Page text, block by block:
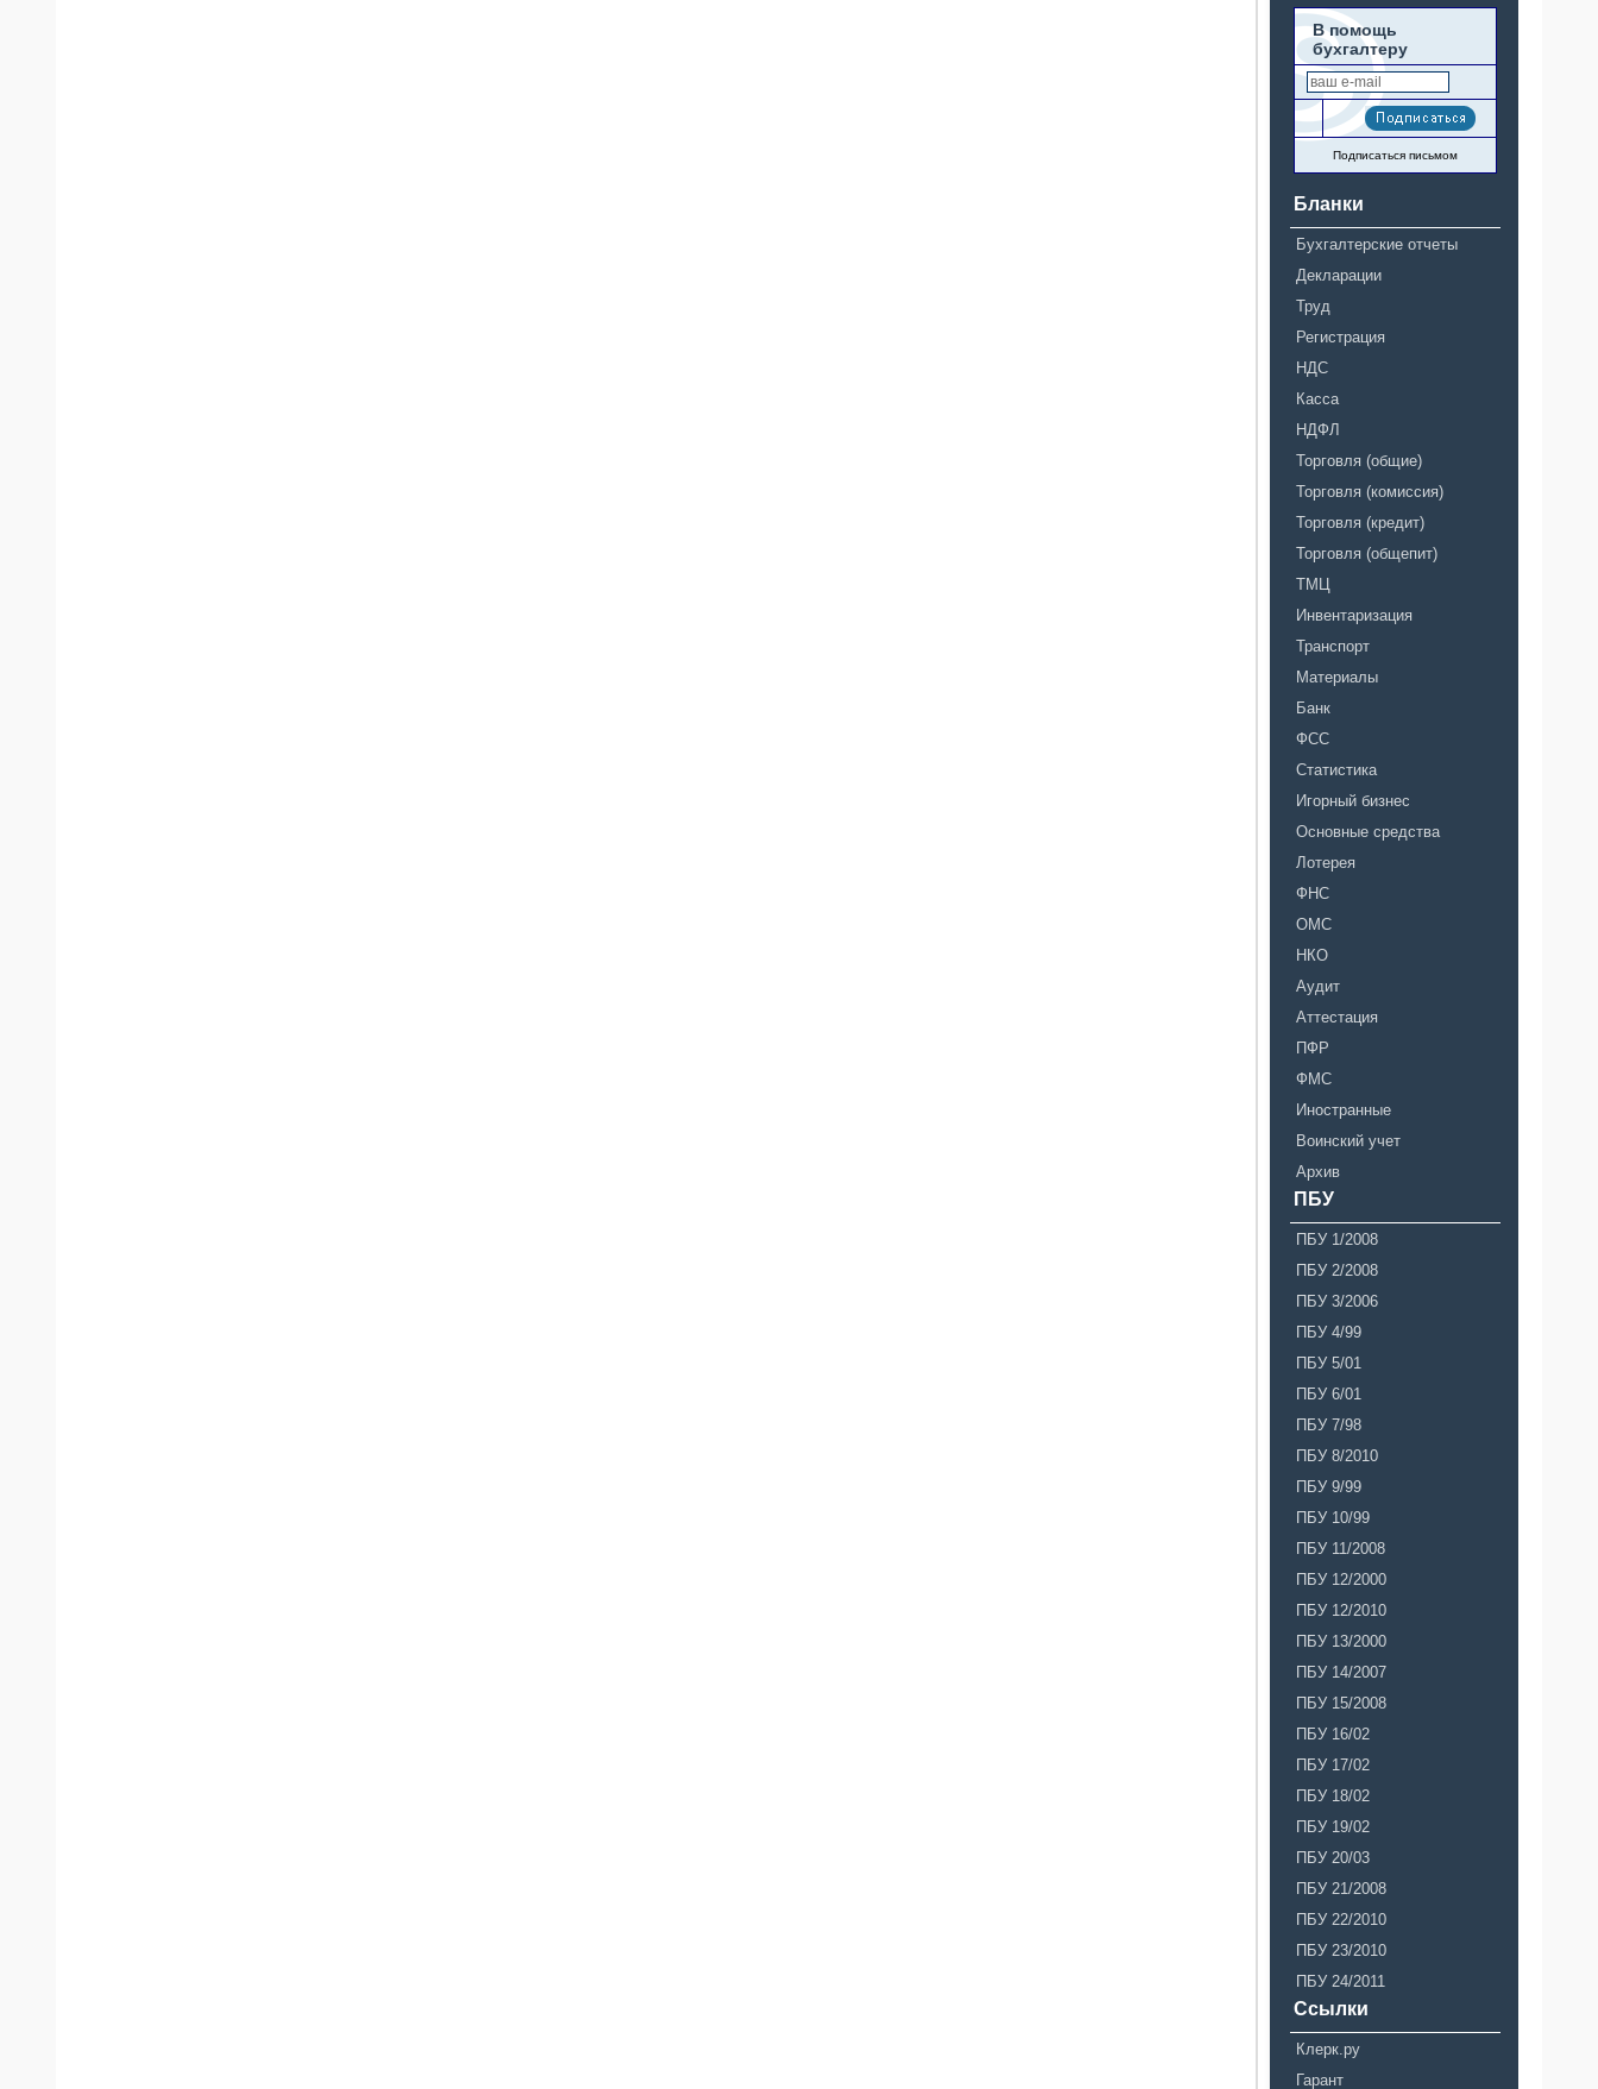
В помощь
бухгалтеру
Подписаться письмом
Бланки
Бухгалтерские отчеты
Декларации
Труд
Регистрация
НДС
Касса
НДФЛ
Торговля (общие)
Торговля (комиссия)
Торговля (кредит)
Торговля (общепит)
ТМЦ
Инвентаризация
Транспорт
Материалы
Банк
ФСС
Статистика
Игорный бизнес
Основные средства
Лотерея
ФНС
ОМС
НКО
Аудит
Аттестация
ПФР
ФМС
Иностранные
Воинский учет
Архив
ПБУ
ПБУ 1/2008
ПБУ 2/2008
ПБУ 3/2006
ПБУ 4/99
ПБУ 5/01
ПБУ 6/01
ПБУ 7/98
ПБУ 8/2010
ПБУ 9/99
ПБУ 10/99
ПБУ 11/2008
ПБУ 12/2000
ПБУ 12/2010
ПБУ 13/2000
ПБУ 14/2007
ПБУ 15/2008
ПБУ 16/02
ПБУ 17/02
ПБУ 18/02
ПБУ 19/02
ПБУ 20/03
ПБУ 21/2008
ПБУ 22/2010
ПБУ 23/2010
ПБУ 24/2011
Ссылки
Клерк.ру
Гарант